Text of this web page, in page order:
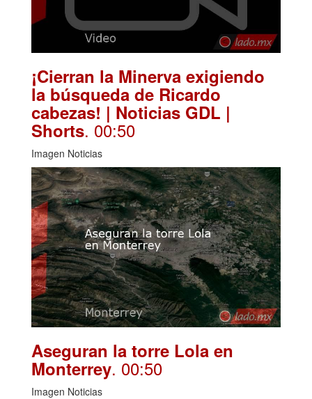
¡Cierran la Minerva exigiendo
la búsqueda de Ricardo
cabezas! | Noticias GDL |
Shorts. 00:50
Imagen Noticias
Aseguran la torre Lola en
Monterrey. 00:50
Imagen Noticias